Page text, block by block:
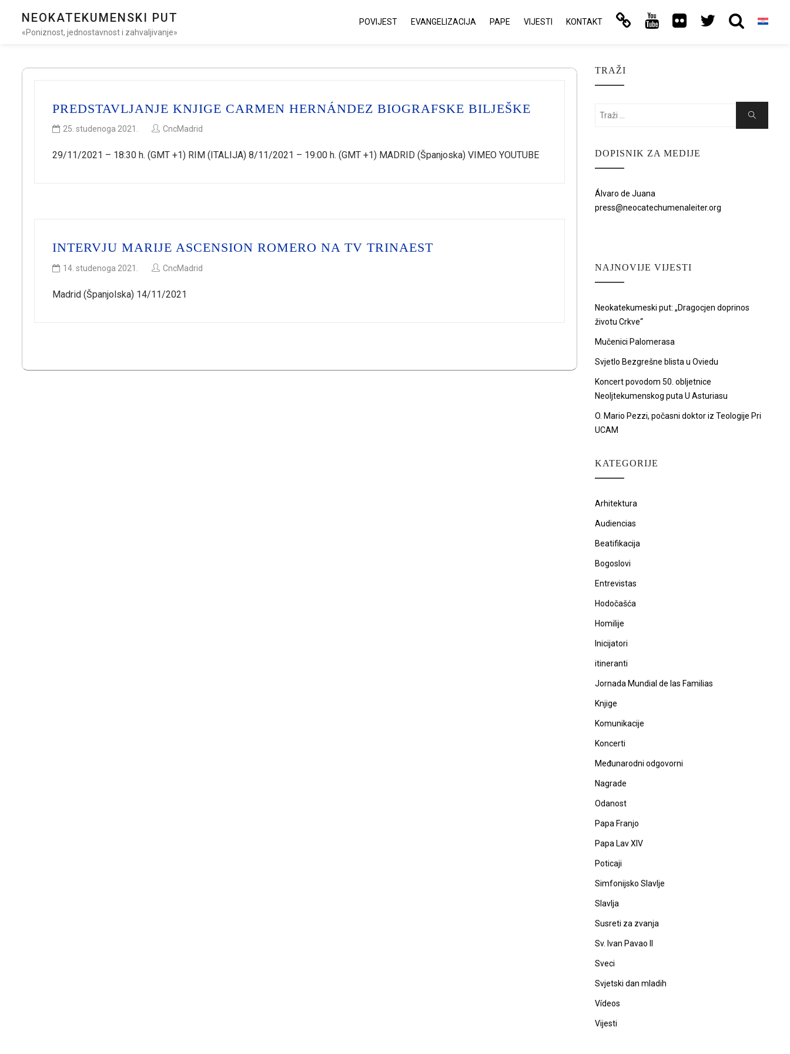
NEOKATEKUMENSKI PUT
«Poniznost, jednostavnost i zahvaljivanje»
POVIJEST EVANGELIZACIJA PAPE VIJESTI KONTAKT
PREDSTAVLJANJE KNJIGE CARMEN HERNÁNDEZ BIOGRAFSKE BILJEŠKE
25. studenoga 2021. CncMadrid
29/11/2021 – 18:30 h. (GMT +1) RIM (ITALIJA) 8/11/2021 – 19:00 h. (GMT +1) MADRID (Španjoska) VIMEO YOUTUBE
INTERVJU MARIJE ASCENSION ROMERO NA TV TRINAEST
14. studenoga 2021. CncMadrid
Madrid (Španjolska) 14/11/2021
TRAŽI
Search
Search
DOPISNIK ZA MEDIJE
Álvaro de Juana
press@neocatechumenaleiter.org
NAJNOVIJE VIJESTI
Neokatekumeski put: „Dragocjen doprinos
životu Crkve“
Mučenici Palomerasa
Svjetlo Bezgrešne blista u Oviedu
Koncert povodom 50. obljetnice
Neoljtekumenskog puta U Asturiasu
O. Mario Pezzi, počasni doktor iz Teologije Pri
UCAM
KATEGORIJE
Arhitektura
Audiencias
Beatifikacija
Bogoslovi
Entrevistas
Hodočašća
Homilije
Inicijatori
itineranti
Jornada Mundial de las Familias
Knjige
Komunikacije
Koncerti
Međunarodni odgovorni
Nagrade
Odanost
Papa Franjo
Papa Lav XIV
Poticaji
Simfonijsko Slavlje
Slavlja
Susreti za zvanja
Sv. Ivan Pavao II
Sveci
Svjetski dan mladih
Vídeos
Vijesti